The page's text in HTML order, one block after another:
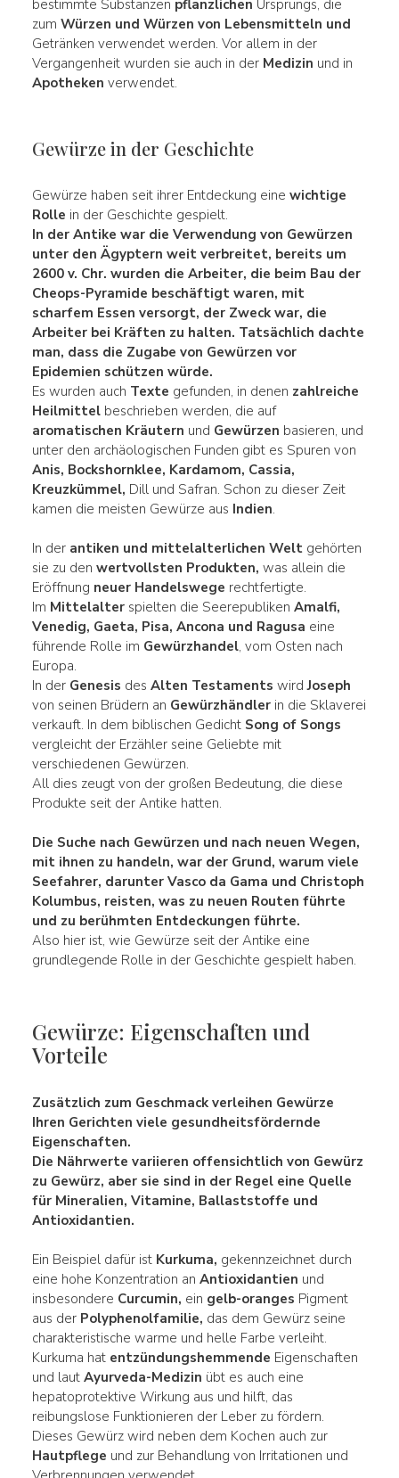
bestimmte Substanzen pflanzlichen Ursprungs, die
zum Würzen und Würzen von Lebensmitteln und
Getränken verwendet werden. Vor allem in der
Vergangenheit wurden sie auch in der Medizin und in
Apotheken verwendet.
Gewürze in der Geschichte
Gewürze haben seit ihrer Entdeckung eine wichtige
Rolle in der Geschichte gespielt.
In der Antike war die Verwendung von Gewürzen
unter den Ägyptern weit verbreitet, bereits um
2600 v. Chr. wurden die Arbeiter, die beim Bau der
Cheops-Pyramide beschäftigt waren, mit
scharfem Essen versorgt, der Zweck war, die
Arbeiter bei Kräften zu halten. Tatsächlich dachte
man, dass die Zugabe von Gewürzen vor
Epidemien schützen würde.
Es wurden auch Texte gefunden, in denen zahlreiche
Heilmittelbeschrieben werden, die auf
aromatischen Kräutern und Gewürzen basieren, und
unter den archäologischen Funden gibt es Spuren von
Anis, Bockshornklee, Kardamom, Cassia,
Kreuzkümmel, Dill und Safran. Schon zu dieser Zeit
kamen die meisten Gewürze aus Indien.
In der antiken und mittelalterlichen Weltgehörten
sie zu den wertvollsten Produkten, was allein die
Eröffnung neuer Handelswege rechtfertigte.
Im Mittelalterspielten die Seerepubliken Amalfi,
Venedig, Gaeta, Pisa, Ancona und Ragusa eine
führende Rolle im Gewürzhandel, vom Osten nach
Europa.
In der Genesis des Alten Testaments wirdJoseph
von seinen Brüdern an Gewürzhändlerin die Sklaverei
verkauft. In dem biblischen Gedicht Song of Songs
vergleicht der Erzähler seine Geliebte mit
verschiedenen Gewürzen.
All dies zeugt von der großen Bedeutung, die diese
Produkte seit der Antike hatten.
Die Suche nach Gewürzen und nach neuen Wegen,
mit ihnen zu handeln, war der Grund, warum viele
Seefahrer, darunter Vasco da Gama und Christoph
Kolumbus, reisten, was zu neuen Routen führte
und zu berühmten Entdeckungen führte.
Also hier ist, wie Gewürze seit der Antike eine
grundlegende Rolle in der Geschichte gespielt haben.
Gewürze: Eigenschaften und
Vorteile
Zusätzlich zum Geschmack verleihen Gewürze
Ihren Gerichten viele gesundheitsfördernde
Eigenschaften.
Die Nährwerte variieren offensichtlich von Gewürz
zu Gewürz, aber sie sind in der Regel eine Quelle
für Mineralien, Vitamine, Ballaststoffe und
Antioxidantien.
Ein Beispiel dafür ist Kurkuma, gekennzeichnet durch
eine hohe Konzentration an Antioxidantien und
insbesondere Curcumin, ein gelb-oranges Pigment
aus der Polyphenolfamilie, das dem Gewürz seine
charakteristische warme und helle Farbe verleiht.
Kurkuma hat entzündungshemmende Eigenschaften
und laut Ayurveda-Medizin übt es auch eine
hepatoprotektive Wirkung aus und hilft, das
reibungslose Funktionieren der Leber zu fördern.
Dieses Gewürz wird neben dem Kochen auch zur
Hautpflege und zur Behandlung von Irritationen und